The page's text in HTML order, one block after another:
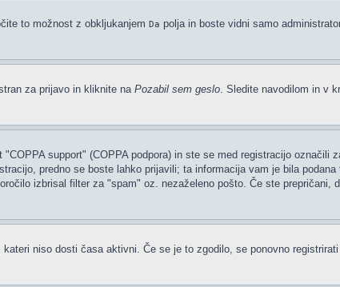
to možnost z obkljukanjem Da polja in boste vidni samo
za prijavo in kliknite na Pozabil sem geslo. Sledite navodilom in v
support" (COPPA podpora) in ste se med registracijo označili
predno se boste lahko prijavili; ta informacija vam je bila
izbrisal filter za "spam" oz. nezaželeno pošto. Če ste prepričani,
niso dosti časa aktivni. Če se je to zgodilo, se ponovno